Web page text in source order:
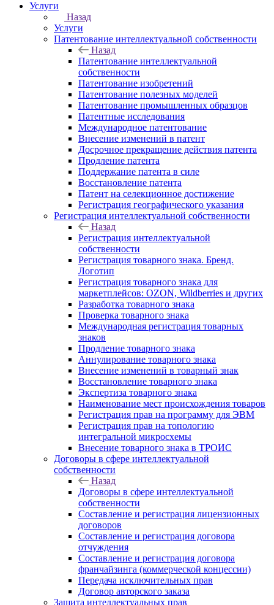
Услуги
Назад
Услуги
Патентование интеллектуальной собственности
Назад
Патентование интеллектуальной
собственности
Патентование изобретений
Патентование полезных моделей
Патентование промышленных образцов
Патентные исследования
Международное патентование
Внесение изменений в патент
Досрочное прекращение действия патента
Продление патента
Поддержание патента в силе
Восстановление патента
Патент на селекционное достижение
Регистрация географического указания
Регистрация интеллектуальной собственности
Назад
Регистрация интеллектуальной
собственности
Регистрация товарного знака. Бренд.
Логотип
Регистрация товарного знака для
маркетплейсов: OZON, Wildberries и других
Разработка товарного знака
Проверка товарного знака
Международная регистрация товарных
знаков
Продление товарного знака
Аннулирование товарного знака
Внесение изменений в товарный знак
Восстановление товарного знака
Экспертиза товарного знака
Наименование мест происхождения товаров
Регистрация прав на программу для ЭВМ
Регистрация прав на топологию
интегральной микросхемы
Внесение товарного знака в ТРОИС
Договоры в сфере интеллектуальной
собственности
Назад
Договоры в сфере интеллектуальной
собственности
Составление и регистрация лицензионных
договоров
Составление и регистрация договора
отчуждения
Составление и регистрация договора
франчайзинга (коммерческой концессии)
Передача исключительных прав
Договор авторского заказа
Защита интеллектуальных прав